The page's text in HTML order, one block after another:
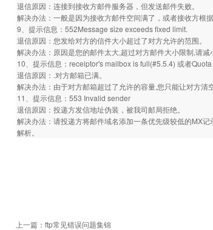
退信原因：连接到接收方邮件服务器，但发送邮件失败。
解决办法：一般是因为接收方邮件空间满了，或者接收方根
9、提示信息：552Message size exceeds fixed limit.
退信原因：您发给对方的信件大小超过了对方允许的范围。
解决办法：原因是您的邮件太大,超过对方邮件大小限制,请减
10、提示信息：receiptor's mailbox is full(#5.5.4) 或者
退信原因：.对方邮箱已满。
解决办法：由于对方邮箱超过了允许的容量,您只能让对方清
11、提示信息：553 Invalid sender
退信原因：投递方发信地址伪装，被我司邮局拒绝。
解决办法：请投递方将邮件域名添加一条优先级较低的MX
解析。
上一篇： ftp常见错误问题集锦